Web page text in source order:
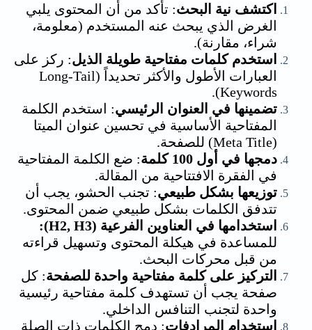
اكتشف نية البحث: تأكد من أن المحتوى يلبي
الغرض الذي يبحث عنه المستخدم (معلومة،
شراء، مقارنة).
استخدم كلمات مفتاحية طويلة الذيل: ركز على
العبارات الأطول والأكثر تحديداً (Long-Tail
Keywords).
تضمينها في العنوان الرئيسي: استخدم الكلمة
المفتاحية الأساسية في تحسين عنوان الميتا
(Meta Title) للصفحة.
دمجها في أول 100 كلمة
: ضع الكلمة المفتاحية
في الفقرة الافتتاحية من المقالة.
توزيعها بشكل طبيعي: تجنب الحشو، يجب أن
تتدفق الكلمات بشكل طبيعي ضمن المحتوى.
استخدامها في العناوين الفرعية (H2, H3):
للمساعدة في هيكلة المحتوى وتسهيل قراءته
من قبل محركات البحث.
التركيز على كلمة مفتاحية واحدة للصفحة: كل
صفحة يجب أن تستهدف كلمة مفتاحية رئيسية
واحدة لتجنب التنافس الداخلي.
استخدام المرادفات: دمج الكلمات ذات الصلة